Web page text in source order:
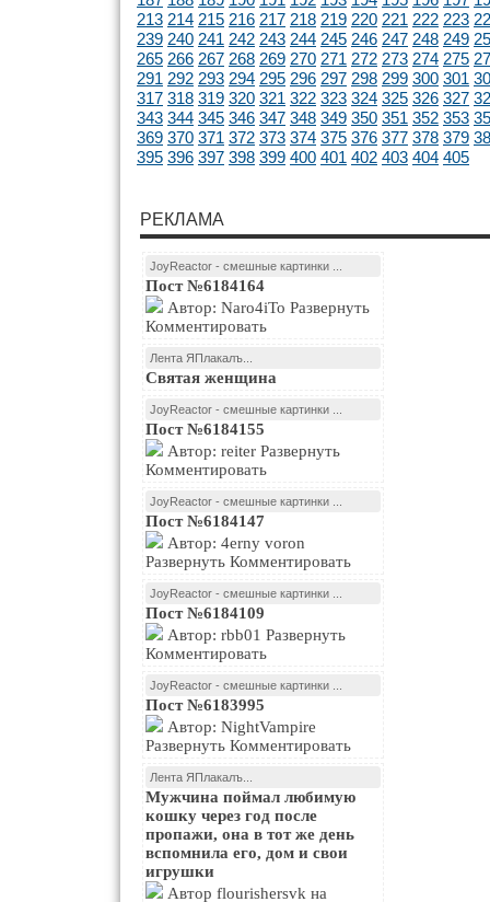
213 214 215 216 217 218 219 220 221 222 223
239 240 241 242 243 244 245 246 247 248 249
265 266 267 268 269 270 271 272 273 274 275
291 292 293 294 295 296 297 298 299 300 301
317 318 319 320 321 322 323 324 325 326 327
343 344 345 346 347 348 349 350 351 352 353
369 370 371 372 373 374 375 376 377 378 379
395 396 397 398 399 400 401 402 403 404 405
РЕКЛАМА
JoyReactor - смешные картинки ...
Пост №6184164
Комментировать
Лента ЯПлакалъ...
Святая женщина
JoyReactor - смешные картинки ...
Пост №6184155
Комментировать
JoyReactor - смешные картинки ...
Пост №6184147
Развернуть Комментировать
JoyReactor - смешные картинки ...
Пост №6184109
Комментировать
JoyReactor - смешные картинки ...
Пост №6183995
Развернуть Комментировать
Лента ЯПлакалъ...
Мужчина поймал любимую
кошку через год после
пропажи, она в тот же день
вспомнила его, дом и свои
игрушки